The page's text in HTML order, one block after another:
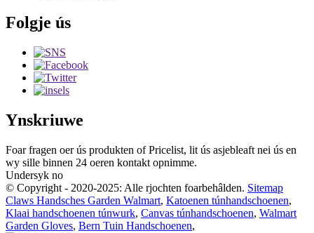
Folgje ús
Ynskriuwe
Foar fragen oer ús produkten of Pricelist, lit ús asjebleaft nei ús en
wy sille binnen 24 oeren kontakt opnimme.
Undersyk no
© Copyright - 2020-2025: Alle rjochten foarbehâlden. Sitemap
Claws Handsches Garden Walmart, Katoenen túnhandschoenen,
Klaai handschoenen túnwurk, Canvas túnhandschoenen, Walmart
Garden Gloves, Bern Tuin Handschoenen,